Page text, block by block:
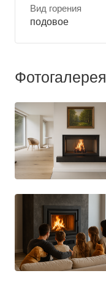
Вид горения
подовое
Фотогалерея